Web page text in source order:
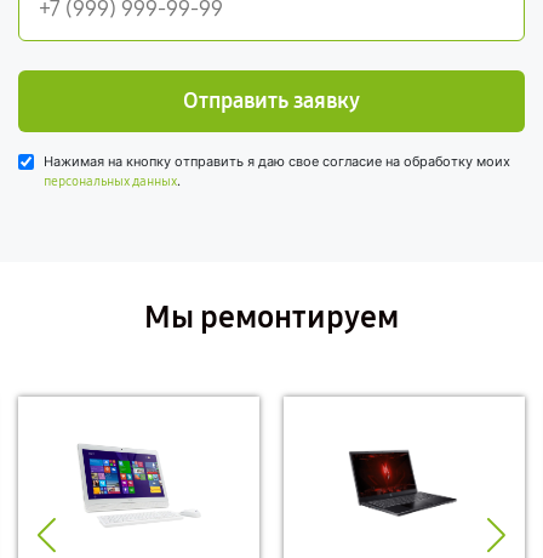
Отправить заявку
Нажимая на кнопку отправить я даю свое согласие на обработку моих
персональных данных.
Мы ремонтируем